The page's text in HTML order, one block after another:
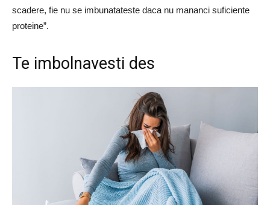
scadere, fie nu se imbunatateste daca nu mananci suficiente
proteine”.
Te imbolnavesti des